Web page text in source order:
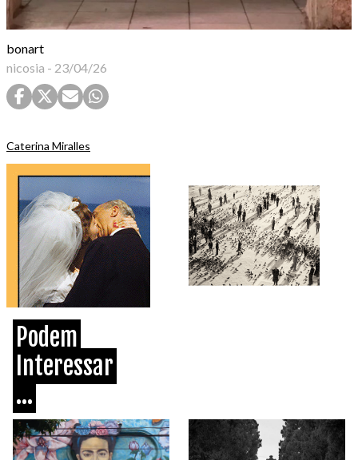
bonart
nicosia - 23/04/26
Caterina Miralles
Podem
Interessar
...